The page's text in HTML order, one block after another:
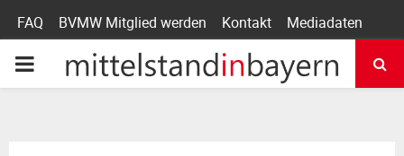
FAQ BVMW Mitglied werden Kontakt Mediadaten
P